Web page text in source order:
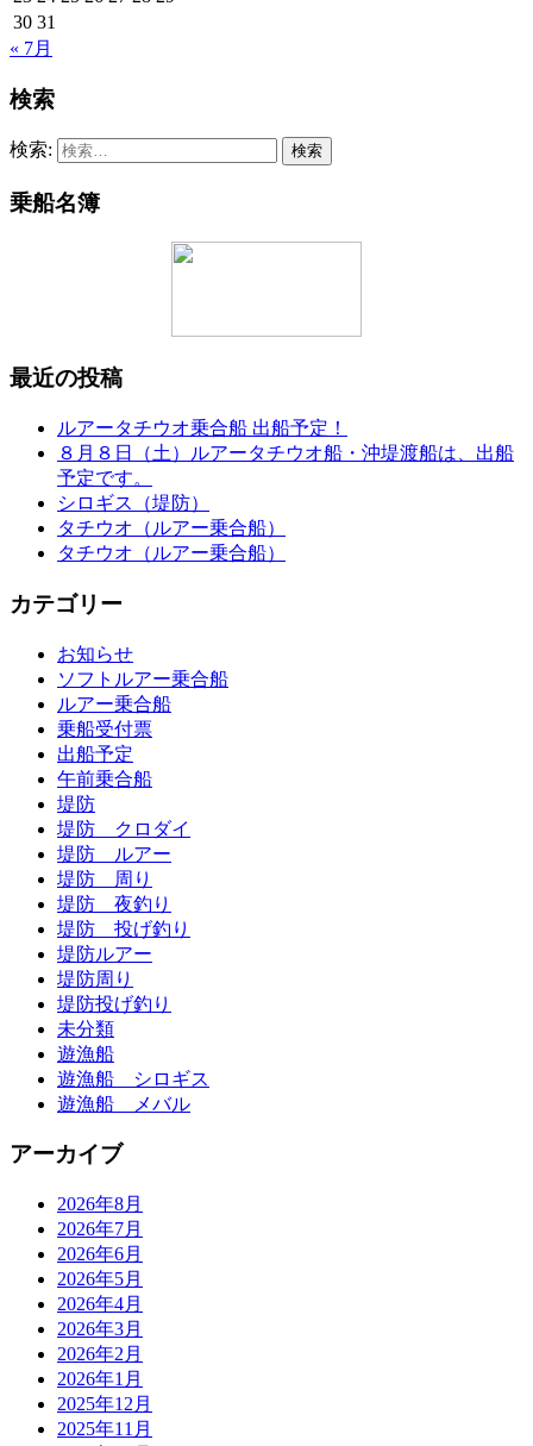
30 31
« 7月
検索
検索:
乗船名簿
最近の投稿
ルアータチウオ乗合船 出船予定！
８月８日（土）ルアータチウオ船・沖堤渡船は、出船
予定です。
シロギス（堤防）
タチウオ（ルアー乗合船）
タチウオ（ルアー乗合船）
カテゴリー
お知らせ
ソフトルアー乗合船
ルアー乗合船
乗船受付票
出船予定
午前乗合船
堤防
堤防 クロダイ
堤防 ルアー
堤防 周り
堤防 夜釣り
堤防 投げ釣り
堤防ルアー
堤防周り
堤防投げ釣り
未分類
遊漁船
遊漁船 シロギス
遊漁船 メバル
アーカイブ
2026年8月
2026年7月
2026年6月
2026年5月
2026年4月
2026年3月
2026年2月
2026年1月
2025年12月
2025年11月